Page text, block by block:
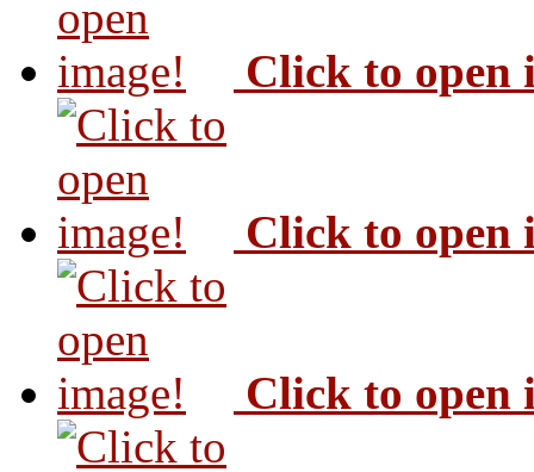
Click to open
Click to open
Click to open